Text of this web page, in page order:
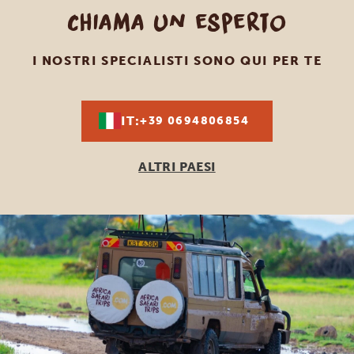
Chiama un esperto
I NOSTRI SPECIALISTI SONO QUI PER TE
IT:+39 0694806854
ALTRI PAESI